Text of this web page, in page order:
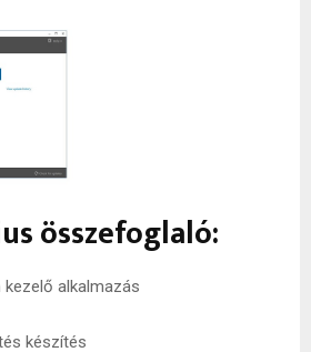
összefoglaló:
alkalmazás
készítés